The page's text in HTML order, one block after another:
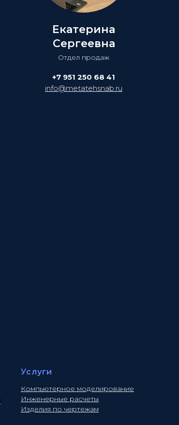
Екатерина
Сергеевна
Отдел продаж
+7 951 250 68 41
info@metatehsnab.ru
Услуги
Компьютерное моделирование
Инженерные расчеты
Изделия по чертежам